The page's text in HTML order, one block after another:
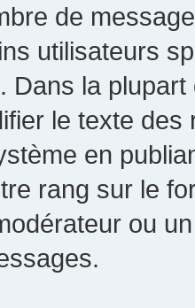
de
utilisateurs
Dans la
le texte
en
rang sur le
ou